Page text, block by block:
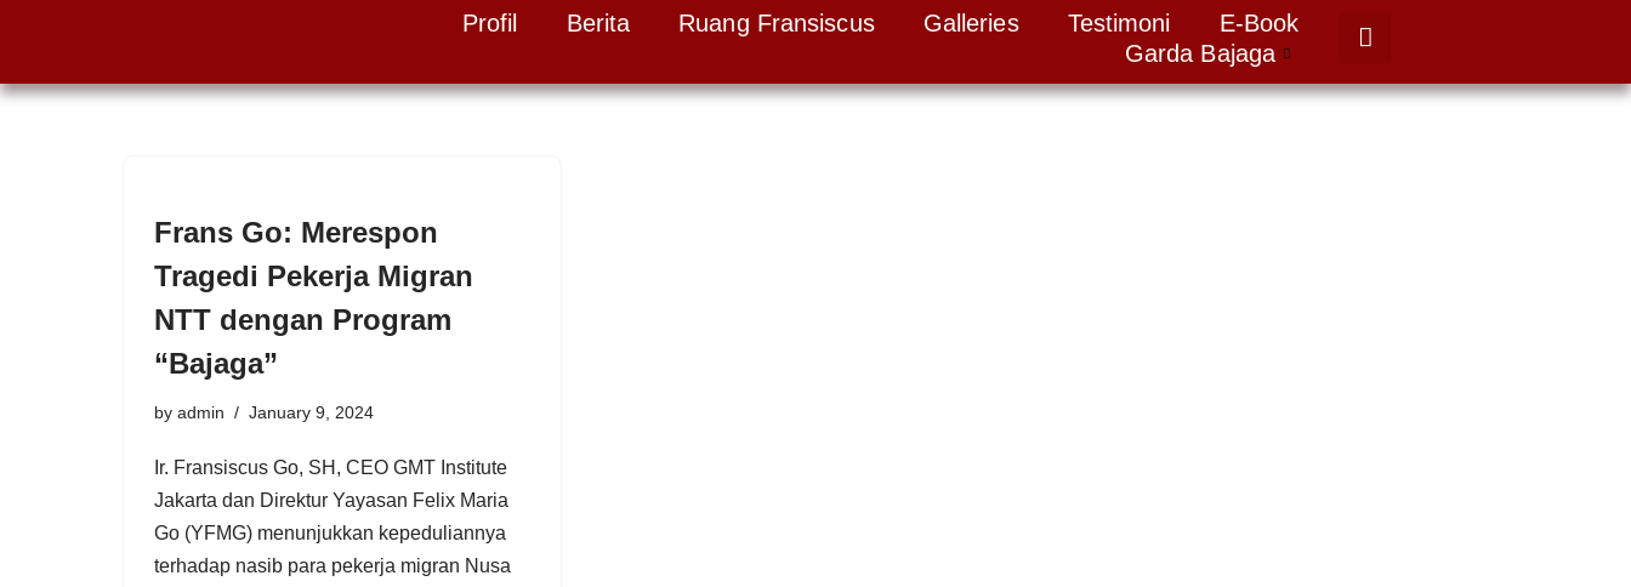
to
Profil Berita Ruang Fransiscus Galleries Testimoni
E-Book
Garda Bajaga
Frans Go: Merespon
Tragedi Pekerja Migran
NTT dengan Program
“Bajaga”
by admin January 9, 2024
Ir. Fransiscus Go, SH, CEO GMT Institute
Jakarta dan Direktur Yayasan Felix Maria
Go (YFMG) menunjukkan kepeduliannya
terhadap nasib para pekerja migran Nusa